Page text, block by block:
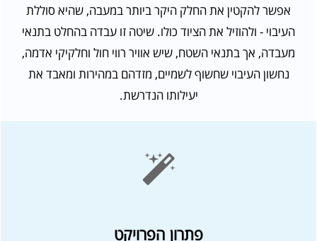
אפשר להקטין את החלק היקר ביותר במעבה, שהיא סוללת
העיבוי - ולהוזיל את הציוד כולו. שיטה זו עבדה בהחלט בתנאי
מעבדה, אך בתנאי השטח, שיש אוויר רווי חול וחלקיקי אדמה,
נחשון העיבוי שחשוף לשמיים, מזדהם במהירות ומאבד את
יעילותו הנדרשת.
פתרון הפרויקט